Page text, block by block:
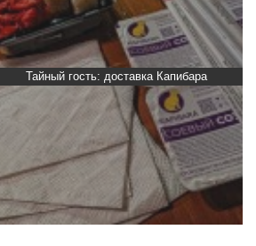
гость: доставка Капибара